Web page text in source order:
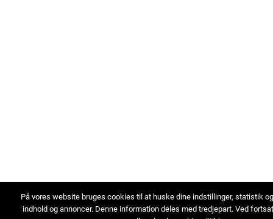
På vores website bruges cookies til at huske dine indstillinger, statistik
indhold og annoncer. Denne information deles med tredjepart. Ved